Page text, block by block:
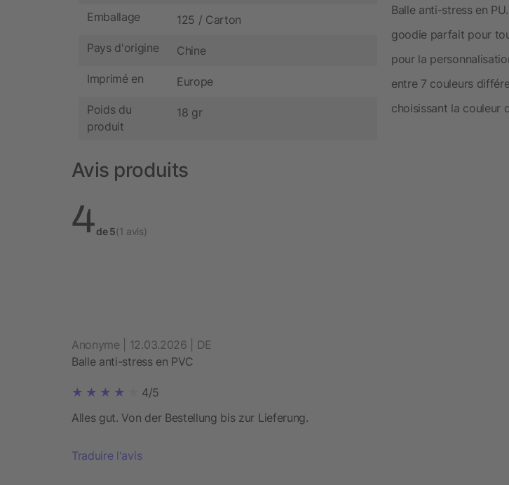
Emballage 125 / Carton
Pays d'origine Chine
Imprimé en Europe
Poids du
produit
18 gr
Balle anti-stress en
goodie parfait pour
pour la
entre 7 couleurs
choisissant la couleur
Avis produits
4 de 5(1 avis)
Anonyme | 12.03.2026 | DE
Balle anti-stress en PVC
4/5
Alles gut. Von der Bestellung bis zur Lieferung.
Traduire l'avis